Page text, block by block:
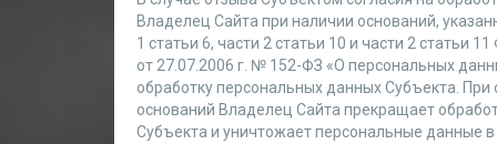
Владелец Сайта при наличии оснований,
1 статьи 6, части 2 статьи 10 и части 2 статьи
от 27.07.2006 г. № 152-ФЗ «О персональных
обработку персональных данных Субъекта.
оснований Владелец Сайта прекращает
Субъекта и уничтожает персональные данные